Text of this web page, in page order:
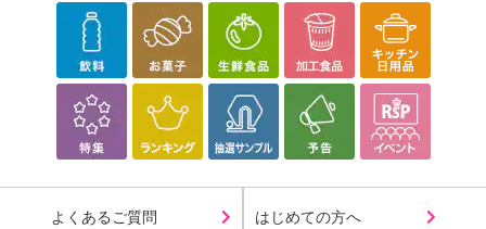
よくあるご質問 はじめての方へ